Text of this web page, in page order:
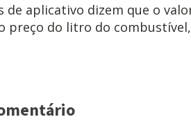
de aplicativo dizem que o
preço do litro do